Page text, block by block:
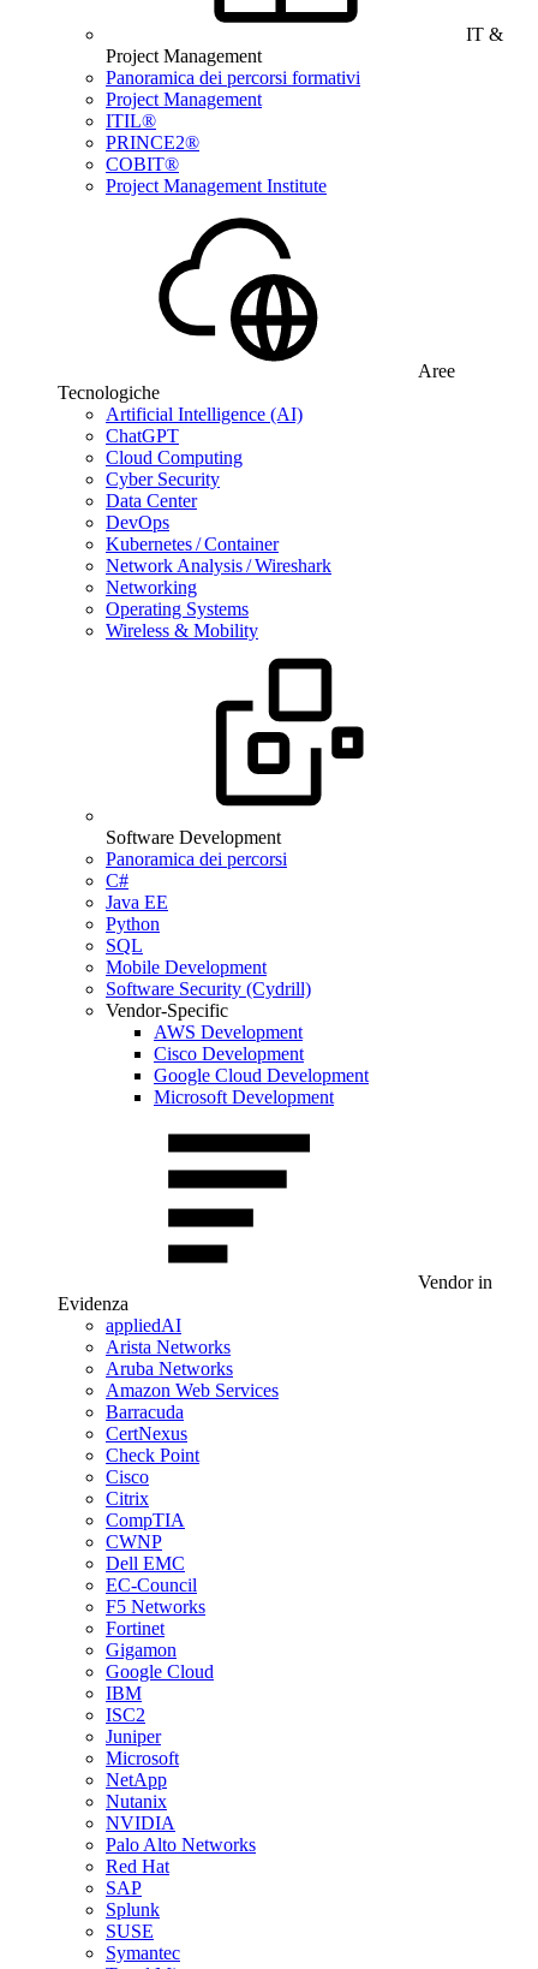
IT &
Project Management
Panoramica dei percorsi formativi
Project Management
ITIL®
PRINCE2®
COBIT®
Project Management Institute
Aree
Tecnologiche
Artificial Intelligence (AI)
ChatGPT
Cloud Computing
Cyber Security
Data Center
DevOps
Kubernetes / Container
Network Analysis / Wireshark
Networking
Operating Systems
Wireless & Mobility
Software Development
Panoramica dei percorsi
C#
Java EE
Python
SQL
Mobile Development
Software Security (Cydrill)
Vendor-Specific
AWS Development
Cisco Development
Google Cloud Development
Microsoft Development
Vendor in
Evidenza
appliedAI
Arista Networks
Aruba Networks
Amazon Web Services
Barracuda
CertNexus
Check Point
Cisco
Citrix
CompTIA
CWNP
Dell EMC
EC-Council
F5 Networks
Fortinet
Gigamon
Google Cloud
IBM
ISC2
Juniper
Microsoft
NetApp
Nutanix
NVIDIA
Palo Alto Networks
Red Hat
SAP
Splunk
SUSE
Symantec